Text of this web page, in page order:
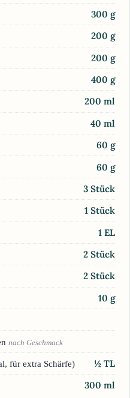
300 g
200 g
200 g
400 g
200 ml
40 ml
60 g
60 g
3 Stück
1 Stück
1 EL
2 Stück
2 Stück
10 g
nach Geschmack
für extra Schärfe) ½ TL
300 ml